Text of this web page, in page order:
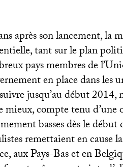
après son lancement, la
tant sur le plan
pays membres de
en place dans les
jusqu’au début 2014,
mieux, compte tenu
basses dès le
remettaient en cause
aux Pays-Bas et en